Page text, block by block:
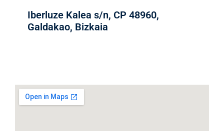
Iberluze Kalea s/n, CP 48960,
Galdakao, Bizkaia